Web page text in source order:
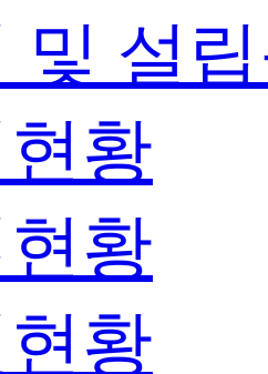
및 설
황
황
황